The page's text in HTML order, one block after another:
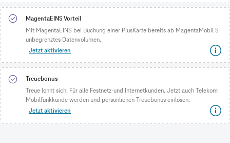
MagentaEINS Vorteil
Mit MagentaEINS bei Buchung einer PlusKarte bereits ab MagentaMobil S
unbegrenztes Datenvolumen.
Jetzt aktivieren
Treuebonus
Treue lohnt sich! Für alle Festnetz-und Internetkunden. Jetzt auch Telekom
Mobilfunkkunde werden und persönlichen Treuebonus einlösen.
Jetzt aktivieren